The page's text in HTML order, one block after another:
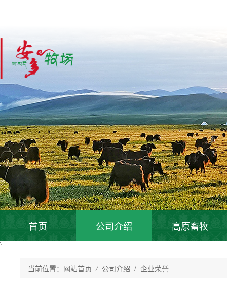
首页 公司介绍 高原畜牧
}
当前位置： 网站首页 / 公司介绍 / 企业荣誉